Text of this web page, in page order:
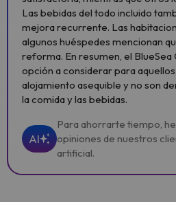
Las bebidas del todo incluido
mejora recurrente. Las
algunos huéspedes mencionan
reforma. En resumen, el BlueSea
opción a considerar para
alojamiento asequible y no son
la comida y las bebidas.
AI
Para ahorrarte tiempo,
opiniones de nuestros
artificial.